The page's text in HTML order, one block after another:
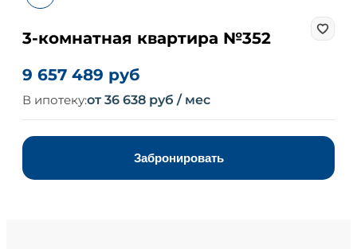
3-комнатная квартира №352
9 657 489 руб
В ипотеку:от 36 638 руб / мес
Забронировать